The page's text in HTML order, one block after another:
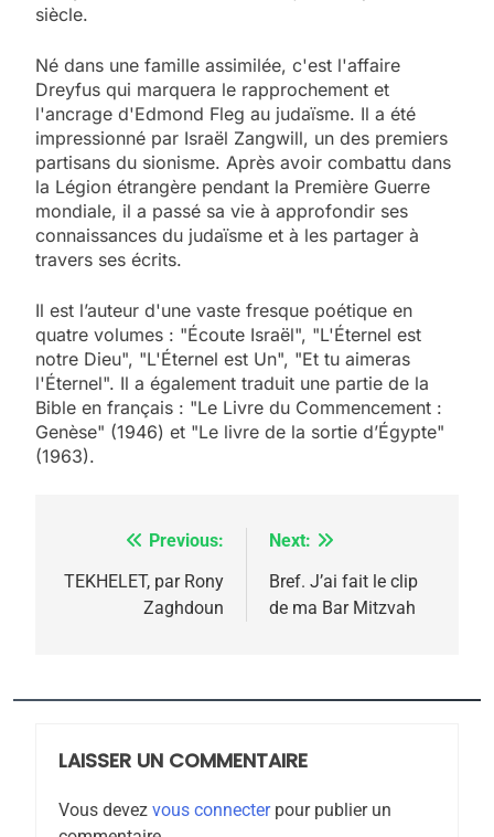
siècle.
Né dans une famille assimilée, c'est l'affaire
Dreyfus qui marquera le rapprochement et
l'ancrage d'Edmond Fleg au judaïsme. Il a été
impressionné par Israël Zangwill, un des premiers
partisans du sionisme. Après avoir combattu dans
la Légion étrangère pendant la Première Guerre
mondiale, il a passé sa vie à approfondir ses
connaissances du judaïsme et à les partager à
travers ses écrits.
Il est l’auteur d'une vaste fresque poétique en
quatre volumes : "Écoute Israël", "L'Éternel est
notre Dieu", "L'Éternel est Un", "Et tu aimeras
l'Éternel". Il a également traduit une partie de la
Bible en français : "Le Livre du Commencement :
Genèse" (1946) et "Le livre de la sortie d’Égypte"
(1963).
Navigation
de
Previous:
TEKHELET, par Rony
Zaghdoun
Next:
Bref. J’ai fait le clip
de ma Bar Mitzvah
LAISSER UN COMMENTAIRE
Vous devez vous connecterpour publier un
5
2025, l’année la plus
meurtrière selon le
rapport d’ADL contre
l’antisémitisme
FRANCE ISRAÉL
6
FIÈRE, DIGNE ET RÉSILIENTE :
POURQUOI JE REVENDIQUE
Zrihen-Dvir
7
CE QUI NOUS MANQUE –
Jacques Hadida
JUDAISME
8
Tafraout, le miel de Tadla
Azilal consacrés produits
du terroir
CINEMA ISRAÉL
2
guerre»: La nouvelle